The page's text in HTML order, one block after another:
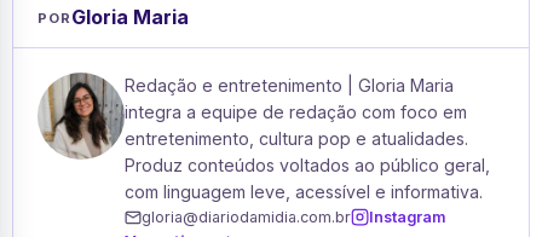
POR Gloria Maria
Redação e entretenimento | Gloria Maria
integra a equipe de redação com foco em
entretenimento, cultura pop e atualidades.
Produz conteúdos voltados ao público geral,
com linguagem leve, acessível e informativa.
gloria@diariodamidia.com.br Instagram